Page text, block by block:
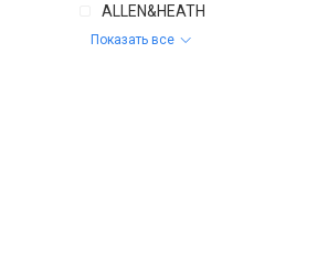
ALLEN&HEATH
Показать все